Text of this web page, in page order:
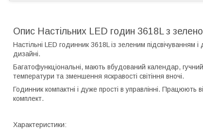
Опис Настільних LED годин 3618L з
Настільні LED годинник 3618L із зеленим
дизайні.
Багатофункціональні, мають вбудований календар,
температури та зменшення яскравості світіння вночі.
Годинник компактні і дуже прості в управлінні.
комплект.
Характеристики: